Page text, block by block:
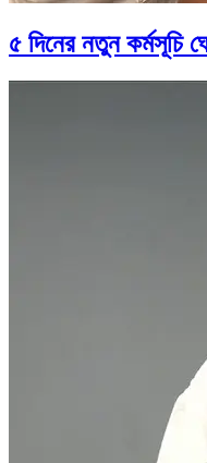
৫ দিনের নতুন কর্মসূচি